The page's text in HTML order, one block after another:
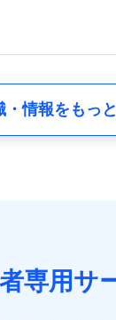
保険料のお支払方
報、建物の構造や
報。例として、保
生年月日、性別、
・情報をもっ
専用サ